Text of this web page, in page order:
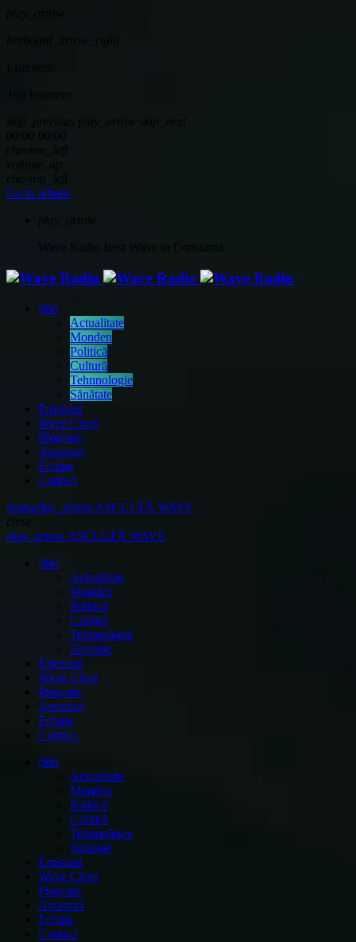
Go to album
Wave Radio
Ştiri
Actualitate
Monden
Politică
Cultură
Tehnnologie
Sănătate
Emisiuni
Wave Chart
Program
Anunturi
Echipa
Contact
menuplay_arrowASCULTĂ WAVE
play_arrowASCULTĂ WAVE
Ştiri
Actualitate
Monden
Politică
Cultură
Tehnnologie
Sănătate
Emisiuni
Wave Chart
Program
Anunturi
Echipa
Contact
Ştiri
Actualitate
Monden
Politică
Cultură
Tehnnologie
Sănătate
Emisiuni
Wave Chart
Program
Anunturi
Echipa
Contact